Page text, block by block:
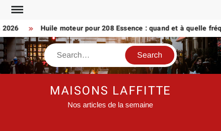
Skip
content
Huile moteur pour 208 Essence : quand et à quelle
Search
MAISONS LAFFITTE
Nos articles de la semaine